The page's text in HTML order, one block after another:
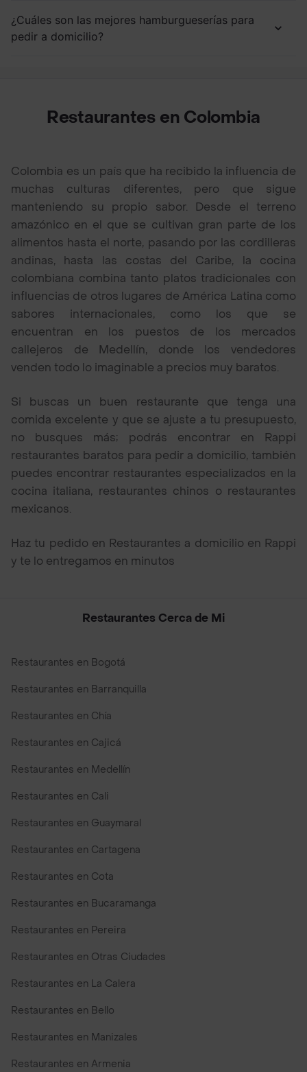
¿Cuáles son las mejores hamburgueserías para
pedir a domicilio?
Restaurantes en Colombia
Colombia es un país que ha recibido la influencia de
muchas culturas diferentes, pero que sigue
manteniendo su propio sabor. Desde el terreno
amazónico en el que se cultivan gran parte de los
alimentos hasta el norte, pasando por las cordilleras
andinas, hasta las costas del Caribe, la cocina
colombiana combina tanto platos tradicionales con
influencias de otros lugares de América Latina como
sabores internacionales, como los que se
encuentran en los puestos de los mercados
callejeros de Medellín, donde los vendedores
venden todo lo imaginable a precios muy baratos.
Si buscas un buen restaurante que tenga una
comida excelente y que se ajuste a tu presupuesto,
no busques más; podrás encontrar en Rappi
restaurantes baratos para pedir a domicilio, también
puedes encontrar restaurantes especializados en la
cocina italiana, restaurantes chinos o restaurantes
mexicanos.
Haz tu pedido en Restaurantes a domicilio en Rappi
y te lo entregamos en minutos
Restaurantes Cerca de Mi
Restaurantes en Bogotá
Restaurantes en Barranquilla
Restaurantes en Chía
Restaurantes en Cajicá
Restaurantes en Medellín
Restaurantes en Cali
Restaurantes en Guaymaral
Restaurantes en Cartagena
Restaurantes en Cota
Restaurantes en Bucaramanga
Restaurantes en Pereira
Restaurantes en Otras Ciudades
Restaurantes en La Calera
Restaurantes en Bello
Restaurantes en Manizales
Restaurantes en Armenia